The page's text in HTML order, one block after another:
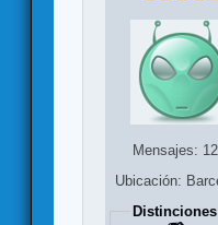
Mensajes:
Ubicación:
Distinciones